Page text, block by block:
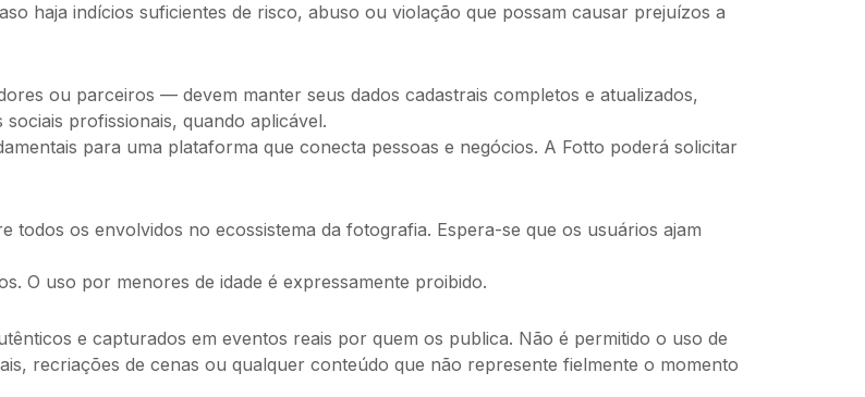
haja indícios suficientes de risco, abuso ou violação que possam causar prejuízos a
ou parceiros — devem manter seus dados cadastrais completos e atualizados,
profissionais, quando aplicável.
para uma plataforma que conecta pessoas e negócios. A Fotto poderá solicitar
os envolvidos no ecossistema da fotografia. Espera-se que os usuários ajam
O uso por menores de idade é expressamente proibido.
e capturados em eventos reais por quem os publica. Não é permitido o uso de
recriações de cenas ou qualquer conteúdo que não represente fielmente o momento